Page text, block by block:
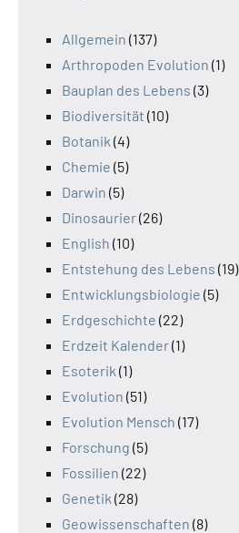
Allgemein (137)
Arthropoden Evolution (1)
Bauplan des Lebens (3)
Biodiversität (10)
Botanik (4)
Chemie (5)
Darwin (5)
Dinosaurier(26)
English (10)
Entstehung des Lebens (19)
Entwicklungsbiologie (5)
Erdgeschichte (22)
Erdzeit Kalender(1)
Esoterik (1)
Evolution (51)
Evolution Mensch (17)
Forschung (5)
Fossilien (22)
Genetik (28)
Geowissenschaften (8)